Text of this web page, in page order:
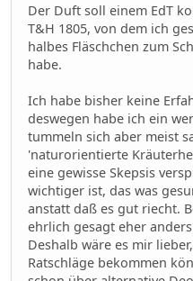
Der Duft soll einem EdT
T&H 1805, von dem ich
halbes Fläschchen zum
habe.
Ich habe bisher keine
deswegen habe ich ein
tummeln sich aber meist
'naturorientierte
eine gewisse Skepsis
wichtiger ist, das was
anstatt daß es gut riecht.
ehrlich gesagt eher
Deshalb wäre es mir
Ratschläge bekommen